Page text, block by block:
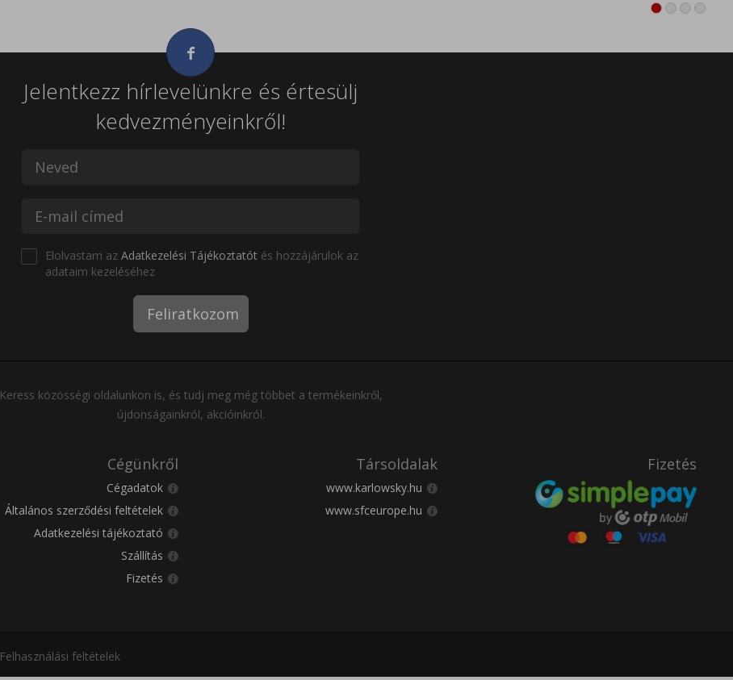
Jelentkezz hírlevelünkre és értesülj
kedvezményeinkről!
Elolvastam az Adatkezelési Tájékoztatót és hozzájárulok az
adataim kezeléséhez
Feliratkozom
Keress közösségi oldalunkon is, és tudj meg még többet a termékeinkről,
újdonságainkról, akcióinkról.
Cégünkről
Cégadatok
Általános szerződési feltételek
Adatkezelési tájékoztató
Szállítás
Fizetés
Társoldalak
www.karlowsky.hu
www.sfceurope.hu
Fizetés
Felhasználási feltételek